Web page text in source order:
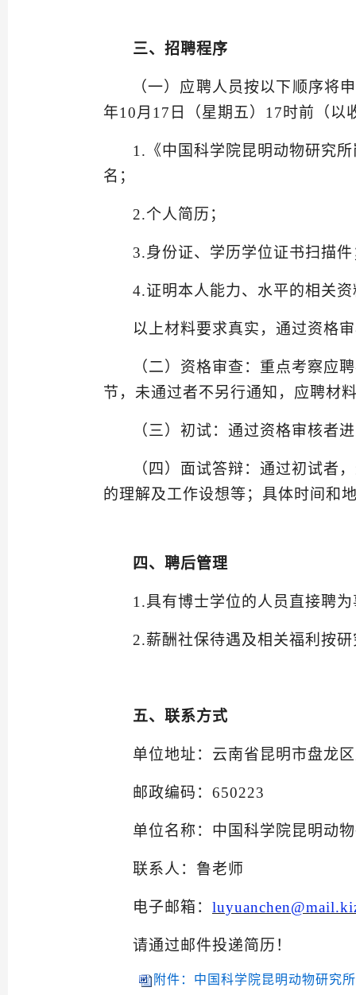
三、招聘程序
（一） 应聘人员按以下顺序将
年10月 17 日 （星期 五 ） 17 时前（ 以
1. 《中国科学院昆明动物研究
名；
2.个人简历；
3.身份证、学历学位证书扫描件
4.证明本人能力、水平的相关
以上材料要求真实，通过资格
（二） 资格审查：重点考察应
节， 未通过者不另行通知，应聘材
（三）初试：通过资格审核者
（四）面试答辩：通过初试者
的理解及工作设想等；具体时间和
四 、聘后管理
1.具有博士学位的人员直接聘
2.薪酬社保待遇及相关福利按
五、联系方式
单位地址：云南省昆明市盘龙
邮政编码： 650223
单位名称：中国科学院昆明动
联系人： 鲁老师
电子邮箱：
请通过邮件投递简历！
附件：中国科学院昆明动物研究